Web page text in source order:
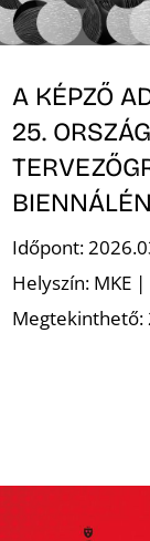
A KÉPZŐ
25.
Időpont:
Helyszín: MKE
Megtekinthető: